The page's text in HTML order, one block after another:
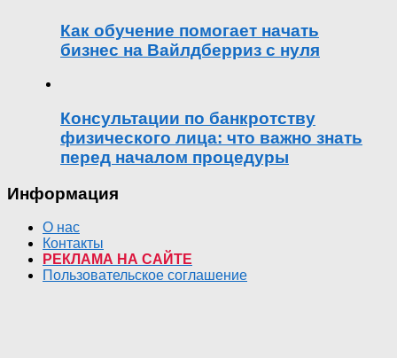
Как обучение помогает начать
бизнес на Вайлдберриз с нуля
Консультации по банкротству
физического лица: что важно знать
перед началом процедуры
Информация
О нас
Контакты
РЕКЛАМА НА САЙТЕ
Пользовательское соглашение